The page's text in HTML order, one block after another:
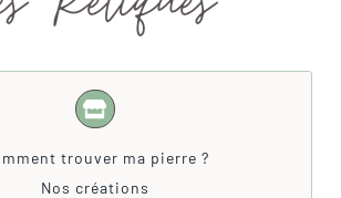
trouver ma pierre ?
Nos créations